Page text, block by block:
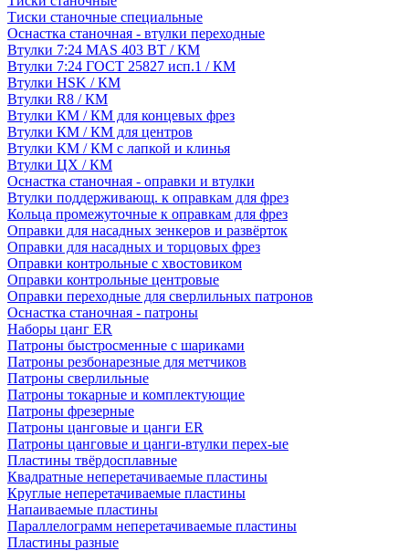
Тиски станочные специальные
Оснастка станочная - втулки переходные
Втулки 7:24 MAS 403 BT / КМ
Втулки 7:24 ГОСТ 25827 исп.1 / КМ
Втулки HSK / КМ
Втулки R8 / КМ
Втулки КМ / КМ для концевых фрез
Втулки КМ / КМ для центров
Втулки КМ / КМ с лапкой и клинья
Втулки ЦХ / КМ
Оснастка станочная - оправки и втулки
Втулки поддерживающ. к оправкам для фрез
Кольца промежуточные к оправкам для фрез
Оправки для насадных зенкеров и развёрток
Оправки для насадных и торцовых фрез
Оправки контрольные с хвостовиком
Оправки контрольные центровые
Оправки переходные для сверлильных патронов
Оснастка станочная - патроны
Наборы цанг ER
Патроны быстросменные с шариками
Патроны резбонарезные для метчиков
Патроны сверлильные
Патроны токарные и комплектующие
Патроны фрезерные
Патроны цанговые и цанги ER
Патроны цанговые и цанги-втулки перех-ые
Пластины твёрдосплавные
Квадратные неперетачиваемые пластины
Круглые неперетачиваемые пластины
Напаиваемые пластины
Параллелограмм неперетачиваемые пластины
Пластины разные